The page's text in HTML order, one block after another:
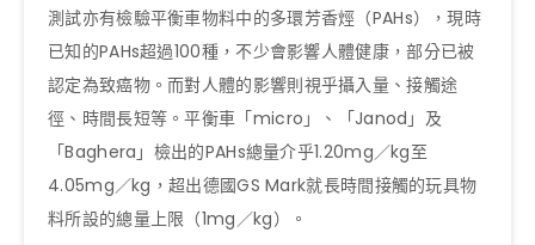
測試亦有檢驗平衡車物料中的多環芳香烴（PAHs），現時
已知的PAHs超過100種，不少會影響人體健康，部分已被
認定為致癌物。而對人體的影響則視乎攝入量、接觸途
徑、時間長短等。平衡車「micro」、「Janod」及
「Baghera」檢出的PAHs總量介乎1.20mg／kg至
4.05mg／kg，超出德國GS Mark就長時間接觸的玩具物
料所設的總量上限（1mg／kg）。